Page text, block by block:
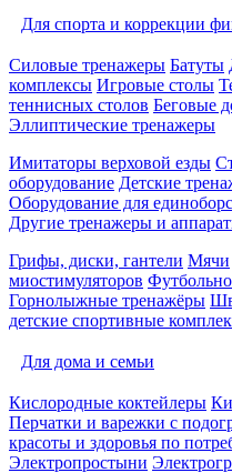
Для спорта и коррекции
Силовые тренажеры Батуты
комплексы Игровые столы
теннисных столов Беговые
Эллиптические тренажеры
Имитаторы верховой езды
оборудование Детские
Оборудование для
Другие тренажеры и
Грифы, диски, гантели Мячи
миостимуляторов
Горнолыжные тренажёры
детские спортивные
Для дома и семьи
Кислородные коктейлеры
Перчатки и варежки с
красоты и здоровья по
Электропростыни